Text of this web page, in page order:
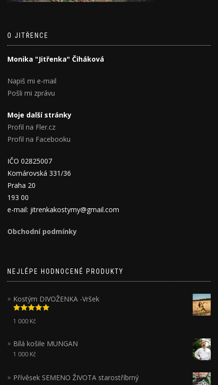
O JITŘENCE
Monika "Jitřenka" Čiháková
Napiš mi e-mail
Pošli mi zprávu
Moje další stránky
Profil na Fler.cz
Profil na Facebooku
IČO 02825007
Komárovská 331/36
Praha 20
193 00
e-mail: jitrenkakostymy@gmail.com
Obchodní podmínky
NEJLÉPE HODNOCENÉ PRODUKTY
Kostým DIVOŽENKA -Vršek
5.00z 5
1 000 Kč
Bílá košile MUNGAN
1 000 Kč
Přívěsek SEMENO ŽIVOTA starostříbrný